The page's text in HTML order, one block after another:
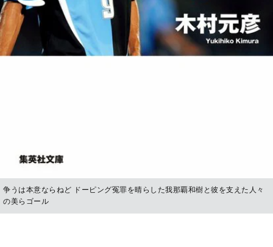
争うは本意ならねど ドーピング冤罪を晴らした我那覇和樹と彼を支えた人々
の美らゴール